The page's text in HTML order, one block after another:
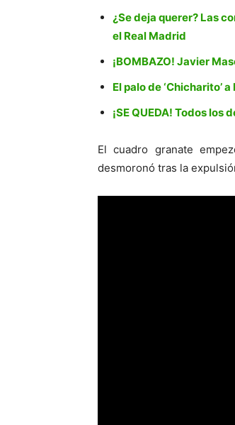
¿Se deja querer? Las
el Real Madrid
¡BOMBAZO! Javier
El palo de ‘Chicharito’
¡SE QUEDA! Todos
El cuadro granate
desmoronó tras la